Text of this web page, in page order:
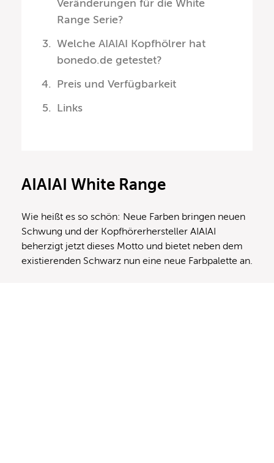
Veränderungen für die White
Range Serie?
Welche AIAIAI Kopfhölrer hat
bonedo.de getestet?
Preis und Verfügbarkeit
Links
AIAIAI White Range
Wie heißt es so schön: Neue Farben bringen neuen
Schwung und der Kopfhörerhersteller AIAIAI
beherzigt jetzt dieses Motto und bietet neben dem
existierenden Schwarz nun eine neue Farbpalette an.